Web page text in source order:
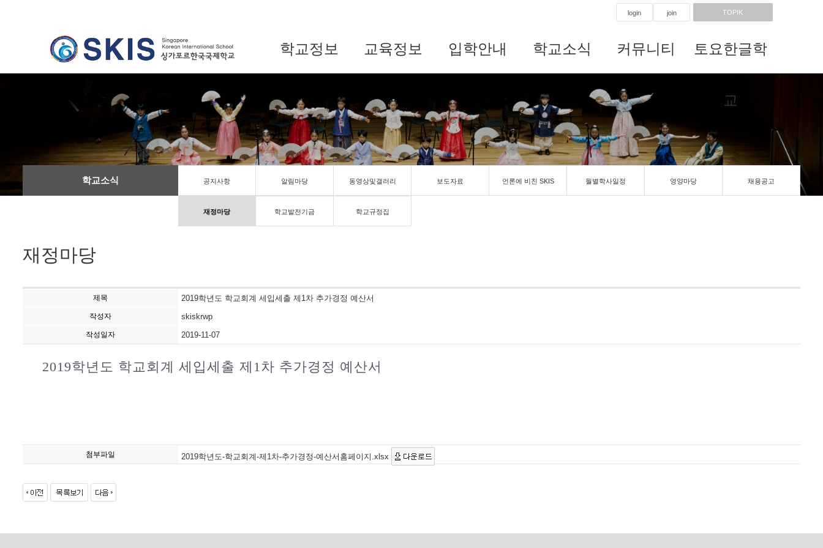
login join TOPIK
학교정보 교육정보 입학안내 학교소식 커뮤니티 토요한글학
교
학교소식 공지사항 알림마당 동영상및갤러리 보도자료 언론에 비친 SKIS 월별학사일정 영양마당 채용공고
재정마당 학교발전기금 학교규정집
재정마당
제목 2019학년도 학교회계 세입세출 제1차 추가경정 예산서
작성자 skiskrwp
작성일자 2019-11-07
2019학년도 학교회계 세입세출 제1차 추가경정 예산서
첨부파일 2019학년도-학교회계-제1차-추가경정-예산서홈페이지.xlsx